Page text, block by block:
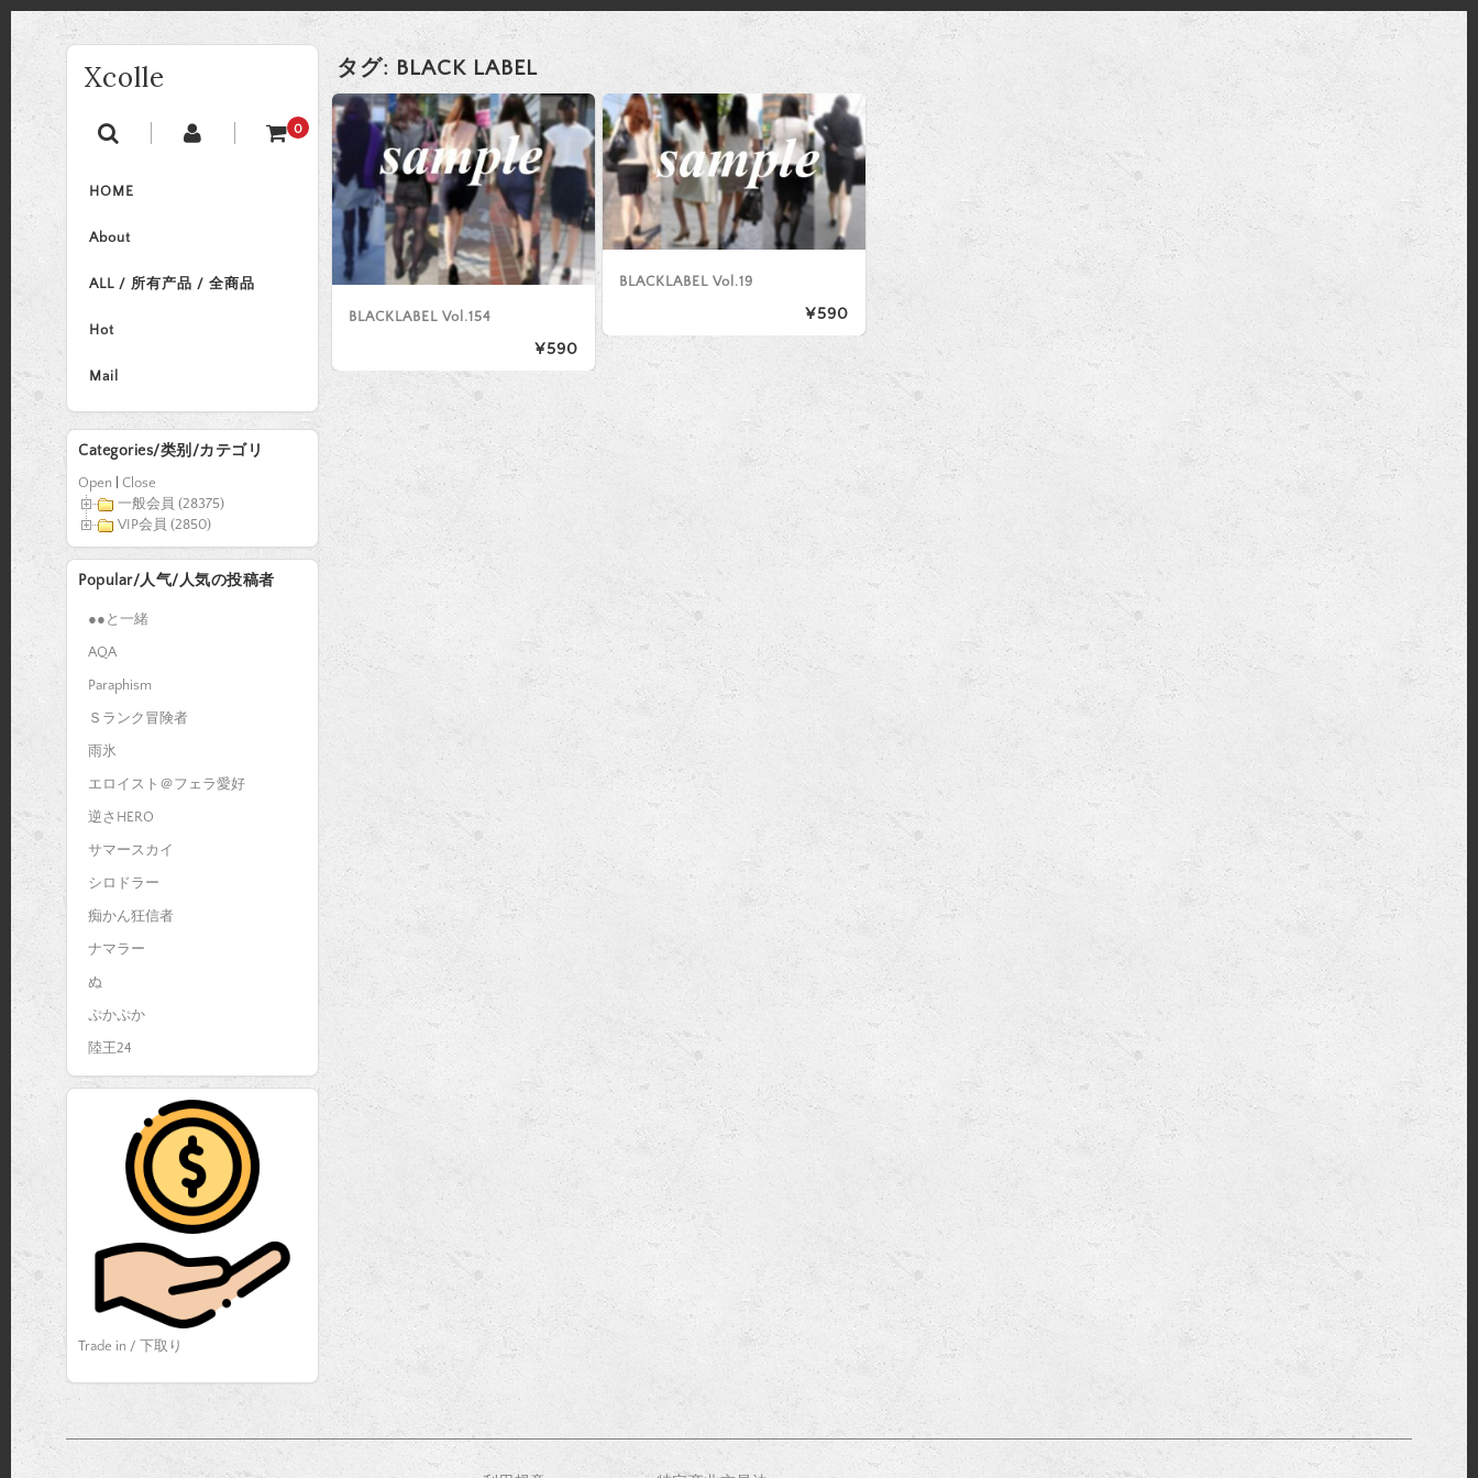
Xcolle
0
HOME
About
ALL / 所有产品 / 全商品
Hot
Mail
タグ: BLACK LABEL
BLACKLABEL Vol.154
¥590
BLACKLABEL Vol.19
¥590
Categories/类别/カテゴリ
Open
Close
一般会員 (28375)
VIP会員 (2850)
Popular/人气/人気の投稿者
●●と一緒
AQA
Paraphism
Ｓランク冒険者
雨氷
エロイスト＠フェラ愛好
逆さHERO
サマースカイ
シロドラー
痴かん狂信者
ナマラー
ぬ
ぷかぷか
陸王24
Trade in / 下取り